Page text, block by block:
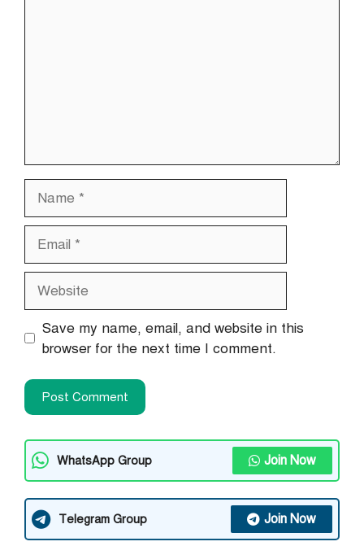
Save my name, email, and website in this
browser for the next time I comment.
WhatsApp Group Join Now
Telegram Group Join Now